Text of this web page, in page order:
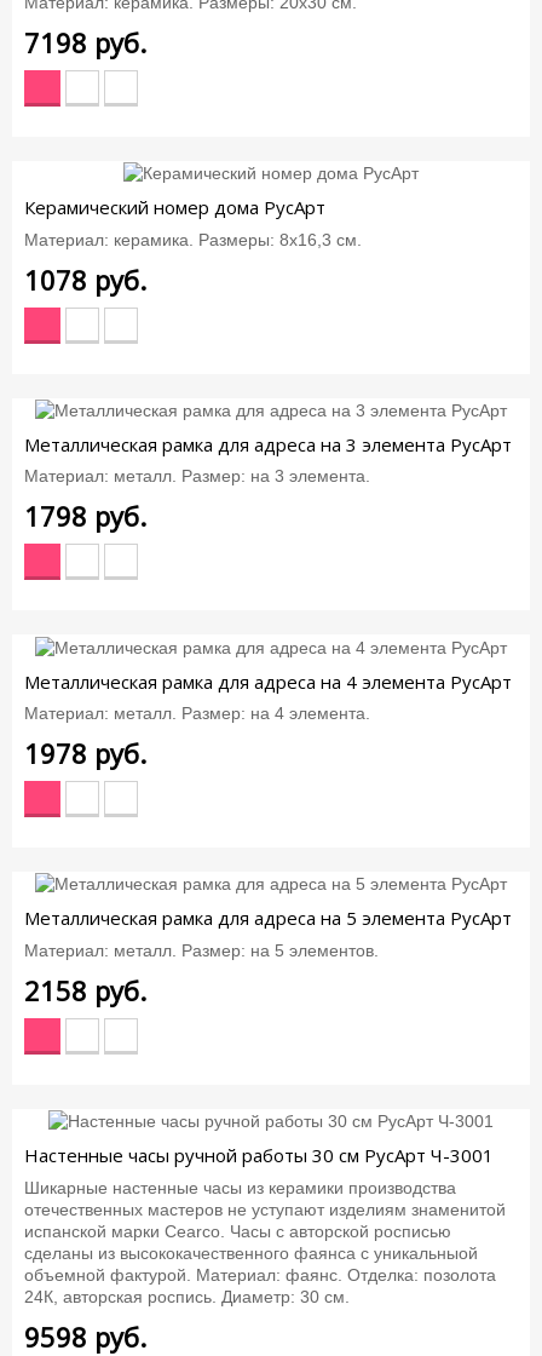
7198 руб.
Керамический номер дома РусАрт
Материал: керамика. Размеры: 8х16,3 см.
1078 руб.
Металлическая рамка для адреса на 3 элемента РусАрт
Материал: металл. Размер: на 3 элемента.
1798 руб.
Металлическая рамка для адреса на 4 элемента РусАрт
Материал: металл. Размер: на 4 элемента.
1978 руб.
Металлическая рамка для адреса на 5 элемента РусАрт
Материал: металл. Размер: на 5 элементов.
2158 руб.
Настенные часы ручной работы 30 см РусАрт Ч-3001
Шикарные настенные часы из керамики производства
отечественных мастеров не уступают изделиям знаменитой
испанской марки Cearco. Часы с авторской росписью
сделаны из высококачественного фаянса с уникальныой
объемной фактурой. Материал: фаянс. Отделка: позолота
24К, авторская роспись. Диаметр: 30 см.
9598 руб.